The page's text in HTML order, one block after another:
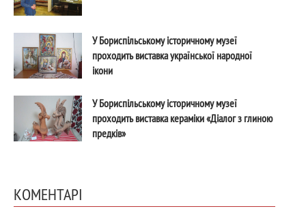
У Бориспільському історичному музеї
проходить виставка української народної
ікони
У Бориспільському історичному музеї
проходить виставка кераміки «Діалог з глиною
предків»
КОМЕНТАРІ